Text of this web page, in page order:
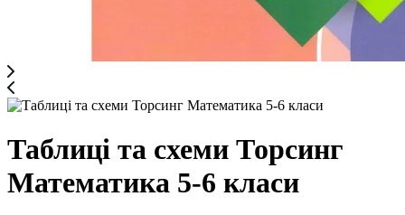
Таблиці та схеми Торсинг
Математика 5-6 класи